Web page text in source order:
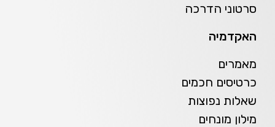
סרטוני הדרכה
האקדמיה
מאמרים
כרטיסים חכמים
שאלות נפוצות
מילון מונחים